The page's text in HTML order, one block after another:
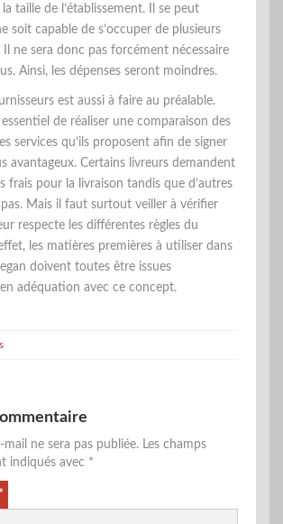
taille de l’établissement. Il se peut
soit capable de s’occuper de plusieurs
Il ne sera donc pas forcément nécessaire
Ainsi, les dépenses seront moindres.
est aussi à faire au préalable.
de réaliser une comparaison des
services qu’ils proposent afin de signer
avantageux. Certains livreurs demandent
frais pour la livraison tandis que d’autres
pas. Mais il faut surtout veiller à vérifier
respecte les différentes règles du
les matières premières à utiliser dans
doivent toutes être issues
adéquation avec ce concept.
mail ne sera pas publiée. Les champs
indiqués avec *
*